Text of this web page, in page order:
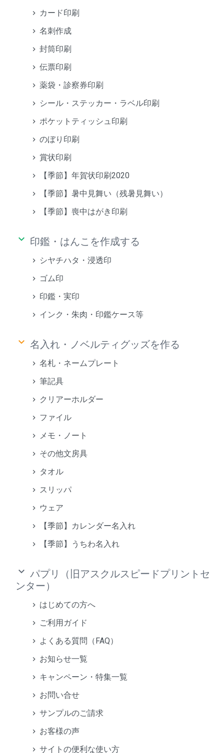
カード印刷
名刺作成
封筒印刷
伝票印刷
薬袋・診察券印刷
シール・ステッカー・ラベル印刷
ポケットティッシュ印刷
のぼり印刷
賞状印刷
【季節】年賀状印刷2020
【季節】暑中見舞い（残暑見舞い）
【季節】喪中はがき印刷
keyboard_arrow_down 印鑑・はんこを作成する
シヤチハタ・浸透印
ゴム印
印鑑・実印
インク・朱肉・印鑑ケース等
keyboard_arrow_down 名入れ・ノベルティグッズを作る
名札・ネームプレート
筆記具
クリアーホルダー
ファイル
メモ・ノート
その他文房具
タオル
スリッパ
ウェア
【季節】カレンダー名入れ
【季節】うちわ名入れ
keyboard_arrow_down パプリ（旧アスクルスピードプリントセ
ンター）
はじめての方へ
ご利用ガイド
よくある質問（FAQ）
お知らせ一覧
キャンペーン・特集一覧
お問い合せ
サンプルのご請求
お客様の声
サイトの便利な使い方